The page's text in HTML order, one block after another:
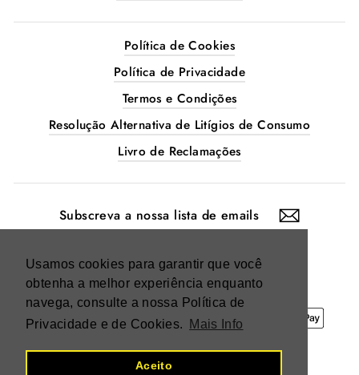
Usamos cookies para garantir que você
obtenha a melhor experiência enquanto
navega, consulte a nossa Política de
Privacidade e de Cookies.
Mais Info
Aceito
Política de Cookies
Política de Privacidade
Termos e Condições
Resolução Alternativa de Litígios de Consumo
Livro de Reclamações
EMAILS
InstagramFacebook